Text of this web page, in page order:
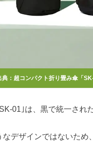
典： 超コンパクト折り畳み傘「SK-
01｣は、黒で統一され
なデザインではないため